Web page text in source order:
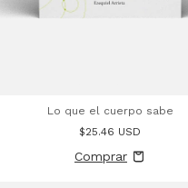
Lo que el cuerpo sabe
$25.46 USD